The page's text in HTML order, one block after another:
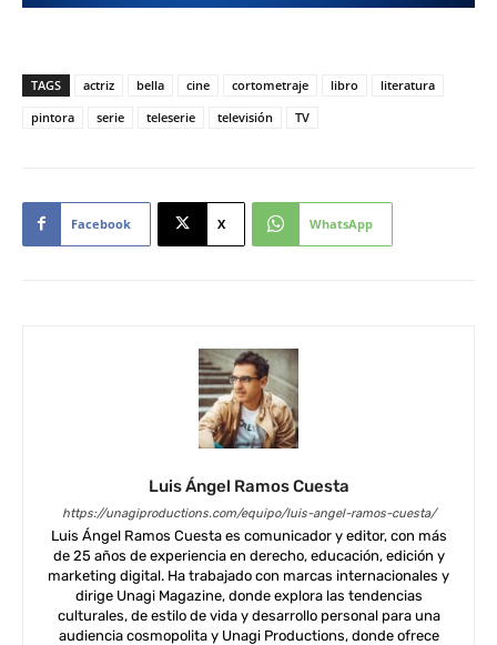
TAGS actriz bella cine cortometraje libro
literatura
pintora
serie teleserie televisión TV
Facebook X WhatsApp
Luis Ángel Ramos Cuesta
https://unagiproductions.com/equipo/luis-angel-ramos-cuesta/
Luis Ángel Ramos Cuesta es comunicador y editor, con más
de 25 años de experiencia en derecho, educación, edición y
marketing digital. Ha trabajado con marcas internacionales y
dirige Unagi Magazine, donde explora las tendencias
culturales, de estilo de vida y desarrollo personal para una
audiencia cosmopolita y Unagi Productions, donde ofrece